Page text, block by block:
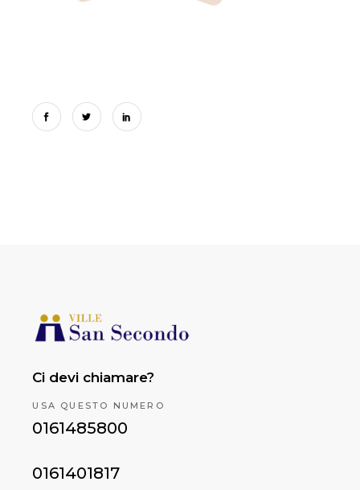
Ci devi chiamare?
USA QUESTO NUMERO
0161485800
0161401817